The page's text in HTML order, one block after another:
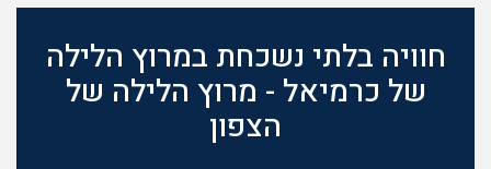
חוויה בלתי נשכחת במרוץ הלילה
של כרמיאל - מרוץ הלילה של
הצפון